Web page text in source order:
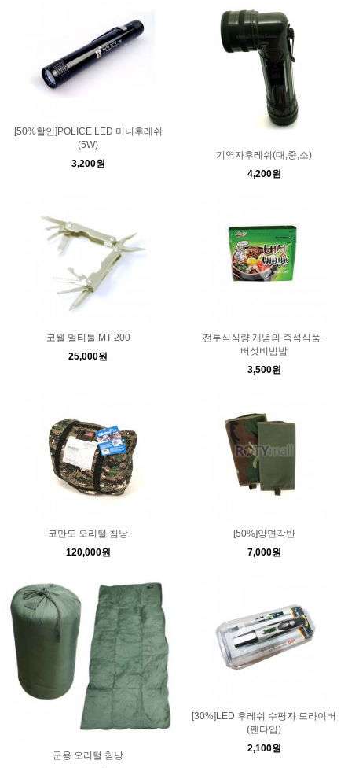
[50%할인]POLICE LED 미니후레쉬
(5W)
3,200원
기역자후레쉬(대,중,소)
4,200원
코웰 멀티툴 MT-200
25,000원
전투식식량 개념의 즉석식품 -
버섯비빔밥
3,500원
코만도 오리털 침낭
120,000원
[50%]양면각반
7,000원
군용 오리털 침낭
[30%]LED 후레쉬 수평자 드라이버
(펜타입)
2,100원